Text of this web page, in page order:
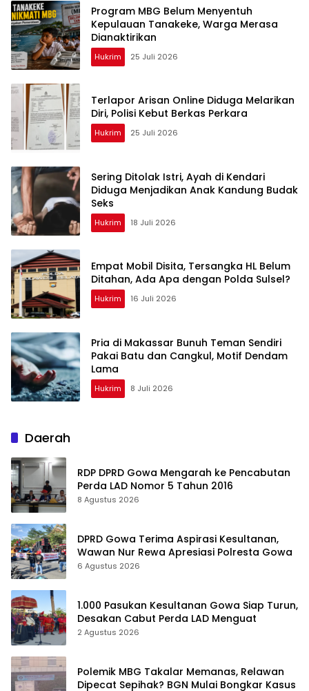
Program MBG Belum Menyentuh
Kepulauan Tanakeke, Warga Merasa
Dianaktirikan
Hukrim 25 Juli 2026
Terlapor Arisan Online Diduga Melarikan
Diri, Polisi Kebut Berkas Perkara
Hukrim 25 Juli 2026
Sering Ditolak Istri, Ayah di Kendari
Diduga Menjadikan Anak Kandung Budak
Seks
Hukrim 18 Juli 2026
Empat Mobil Disita, Tersangka HL Belum
Ditahan, Ada Apa dengan Polda Sulsel?
Hukrim 16 Juli 2026
Pria di Makassar Bunuh Teman Sendiri
Pakai Batu dan Cangkul, Motif Dendam
Lama
Hukrim 8 Juli 2026
Daerah
RDP DPRD Gowa Mengarah ke Pencabutan
Perda LAD Nomor 5 Tahun 2016
8 Agustus 2026
DPRD Gowa Terima Aspirasi Kesultanan,
Wawan Nur Rewa Apresiasi Polresta Gowa
6 Agustus 2026
1.000 Pasukan Kesultanan Gowa Siap Turun,
Desakan Cabut Perda LAD Menguat
2 Agustus 2026
Polemik MBG Takalar Memanas, Relawan
Dipecat Sepihak? BGN Mulai Bongkar Kasus